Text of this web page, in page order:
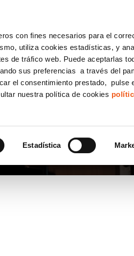
con fines necesarios para el
utiliza cookies estadísticas, y
de tráfico web. Puede aceptarlas
sus preferencias a través del
el consentimiento prestado, pulse
nuestra política de cookies
Estadística
ECOMMERCE LSSI CANAL